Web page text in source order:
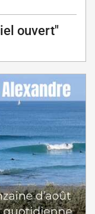
ouvert"